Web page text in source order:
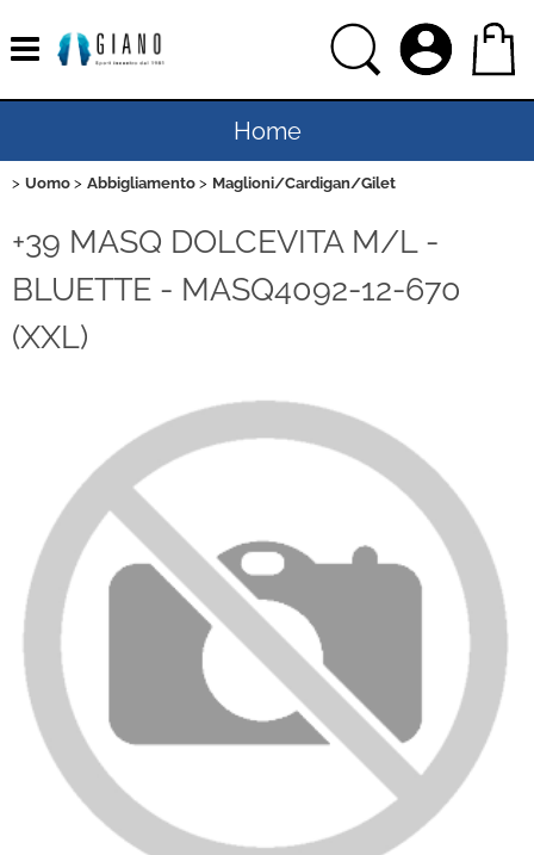
Home
Uomo
Donna
Sport
Brand
Contatti
Uomo Abbigliamento Maglioni/Cardigan/Gilet
+39 MASQ DOLCEVITA M/L -
BLUETTE - MASQ4092-12-670
(XXL)